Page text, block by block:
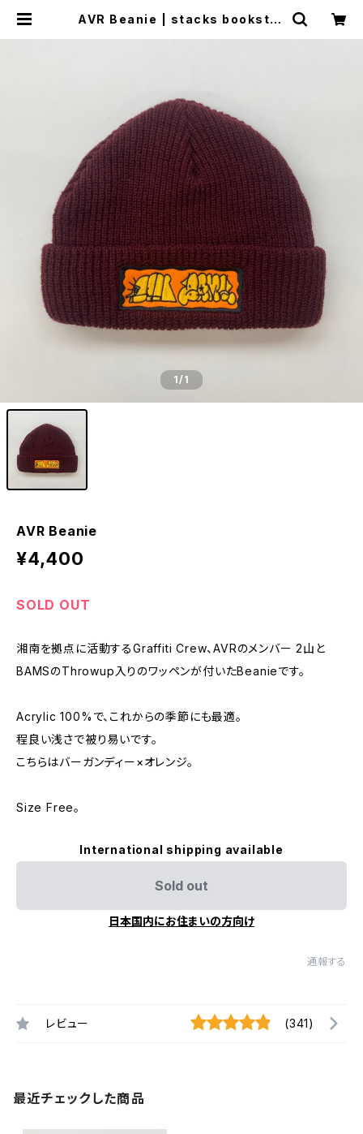
AVR Beanie | stacks bookstor
1/1
AVR Beanie
¥4,400
SOLD OUT
湘南を拠点に活動するGraffiti Crew、AVRのメンバー 2山と
BAMSのThrowup入りのワッペンが付いたBeanieです。
Acrylic 100%で、これからの季節にも最適。
程良い浅さで被り易いです。
こちらはバーガンディー×オレンジ。
Size Free。
International shipping available
Sold out
日本国内にお住まいの方向け
通報する
レビュー (341)
最近チェックした商品